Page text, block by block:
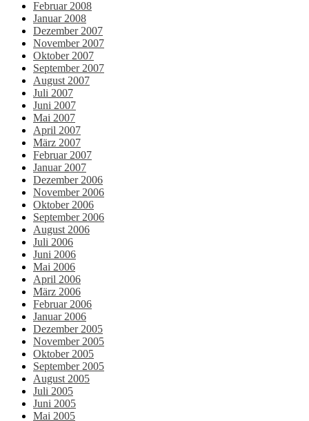
Februar 2008
Januar 2008
Dezember 2007
November 2007
Oktober 2007
September 2007
August 2007
Juli 2007
Juni 2007
Mai 2007
April 2007
März 2007
Februar 2007
Januar 2007
Dezember 2006
November 2006
Oktober 2006
September 2006
August 2006
Juli 2006
Juni 2006
Mai 2006
April 2006
März 2006
Februar 2006
Januar 2006
Dezember 2005
November 2005
Oktober 2005
September 2005
August 2005
Juli 2005
Juni 2005
Mai 2005